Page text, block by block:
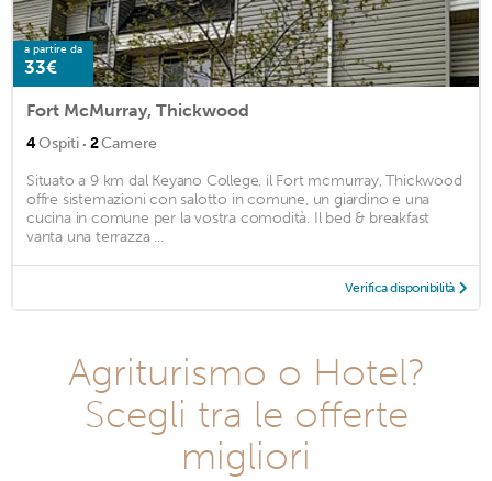
a partire da
33€
Fort McMurray, Thickwood
4Ospiti · 2Camere
Situato a 9 km dal Keyano College, il Fort mcmurray, Thickwood
offre sistemazioni con salotto in comune, un giardino e una
cucina in comune per la vostra comodità. Il bed & breakfast
vanta una terrazza ...
Verifica disponibilità
Agriturismo o Hotel?
Scegli tra le offerte
migliori